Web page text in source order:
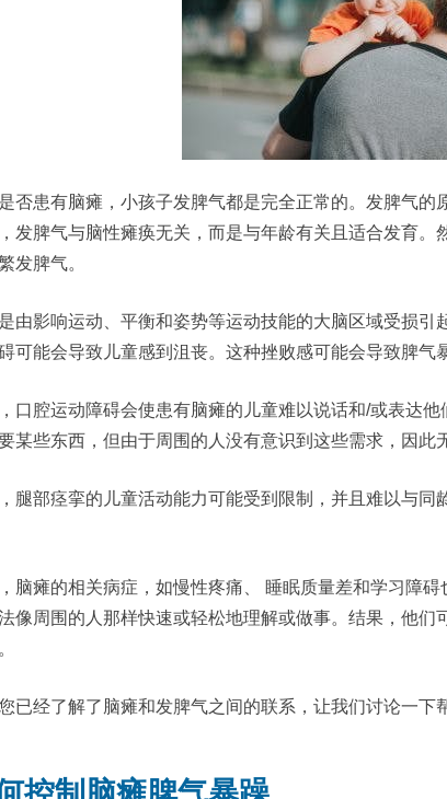
否患有脑瘫，小孩子发脾气都是完全正常的。发脾气的
发脾气与脑性瘫痪无关，而是与年龄有关且适合发育
发脾气。
由影响运动、平衡和姿势等运动技能的大脑区域受损
可能会导致儿童感到沮丧。这种挫败感可能会导致脾气
口腔运动障碍会使患有脑瘫的儿童难以说话和/或表达
某些东西，但由于周围的人没有意识到这些需求，因此
腿部痉挛的儿童活动能力可能受到限制，并且难以与
脑瘫的相关病症，如慢性疼痛、 睡眠质量差和学习障
像周围的人那样快速或轻松地理解或做事。结果，他
已经了解了脑瘫和发脾气之间的联系，让我们讨论一下